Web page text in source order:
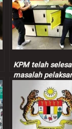
KPM telah
masalah
loker sekolah